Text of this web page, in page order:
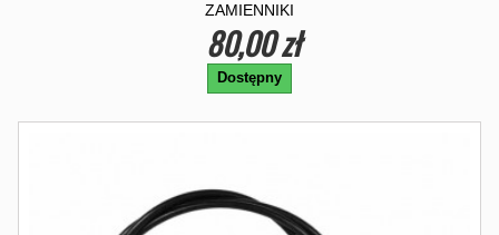
ZAMIENNIKI
80,00 zł
Dostępny